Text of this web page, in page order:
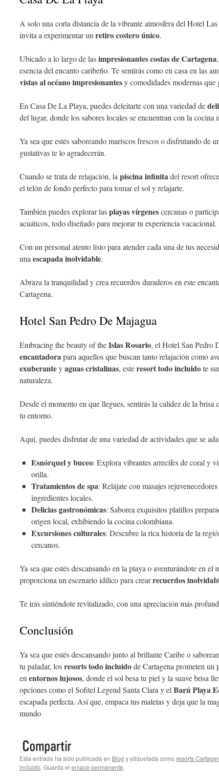
A solo una corta distancia de la vibrante atmósfera del Hotel
invita a experimentar un retiro costero único.
Ubicado a lo largo de lasimpresionantes costas de Cartagena
esencia del encanto caribeño. Te sentirás como en casa en las
vistas al océano impresionantesy comodidades modernas
En Casa De La Playa, puedes deleitarte con una variedad de
del lugar, donde los sabores locales se encuentran con la cocina
Ya sea que estés saboreando mariscos frescos o disfrutando de
gustativas te lo agradecerán.
Cuando se trata de relajación, la piscina infinitadel resort
el telón de fondo perfecto para tomar el sol y relajarte.
También puedes explorar lasplayas vírgenescercanas o
acuáticos, todo diseñado para mejorar tu experiencia vacacional.
Con un personal atento listo para atender cada una de tus
una escapada inolvidable.
Abraza la tranquilidad y crea recuerdos duraderos en este
Cartagena.
Hotel San Pedro De Majagua
Embracing the beauty of theIslas Rosario, el Hotel San Pedro
encantadorapara aquellos que buscan tanto relajación como
exuberanteyaguas cristalinas, esteresort todo incluidote
naturaleza.
Desde el momento en que llegues, sentirás la calidez de la brisa
tu entorno.
Aquí, puedes disfrutar de una variedad de actividades que se
Esnórquel y buceo: Explora vibrantes arrecifes de coral y
orilla.
Tratamientos de spa: Relájate con masajes
ingredientes locales.
Delicias gastronómicas: Saborea exquisitos platillos
origen local, exhibiendo la cocina colombiana.
Excursiones culturales: Descubre la rica historia de la
cercanos.
Ya sea que estés descansando en la playa o aventurándote en
proporciona un escenario idílico para crearrecuerdos
Te irás sintiéndote revitalizado, con una apreciación más
Conclusión
Ya sea que estés descansando junto al brillante Caribe o
tu paladar, losresorts todo incluidode Cartagena prometen un
en entornos lujosos, donde el sol besa tu piel y la suave brisa
opciones como el Sofitel Legend Santa Clara y el Barú Playa
escapada perfecta. Así que, empaca tus maletas y deja que la
mundo
Esta entrada ha sido publicada en Blog y etiquetada como resorts
incluido. Guarda el enlace permanente.